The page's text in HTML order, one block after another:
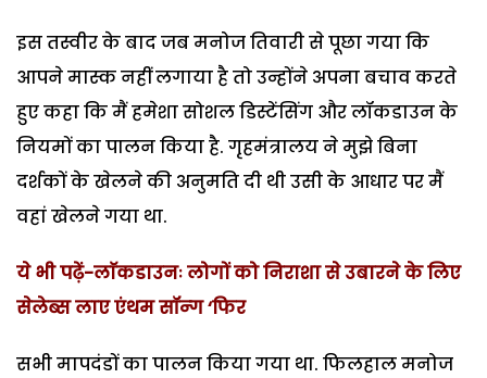
इस तस्वीर के बाद जब मनोज तिवारी से पूछा गया कि
आपने मास्क नहीं लगाया है तो उन्होंने अपना बचाव करते
हुए कहा कि मैं हमेशा सोशल डिस्टेंसिंग और लॉकडाउन के
नियमों का पालन किया है. गृहमंत्रालय ने मुझे बिना
दर्शकों के खेलने की अनुमति दी थी उसी के आधार पर मैं
वहां खेलने गया था.
ये भी पढ़ें-लाॅकडाउनः लोगों को निराशा से उबारने के लिए
सेलेब्स लाए एंथम सॉन्ग ‘फिर
सभी मापदंडों का पालन किया गया था. फिलहाल मनोज